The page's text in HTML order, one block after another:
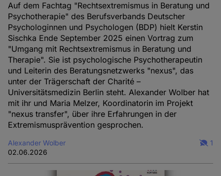
Auf dem Fachtag "Rechtsextremismus in Beratung und
Psychotherapie" des Berufsverbands Deutscher
Psychologinnen und Psychologen (BDP) hielt Kerstin
Sischka Ende September 2025 einen Vortrag zum
"Umgang mit Rechtsextremismus in Beratung und
Therapie". Sie ist psychologische Psychotherapeutin
und Leiterin des Beratungsnetzwerks "nexus", das
unter der Trägerschaft der Charité –
Universitätsmedizin Berlin steht. Alexander Wolber hat
mit ihr und Maria Melzer, Koordinatorin im Projekt
"nexus transfer", über ihre Erfahrungen in der
Extremismusprävention gesprochen.
Alexander Wolber
02.06.2026
1